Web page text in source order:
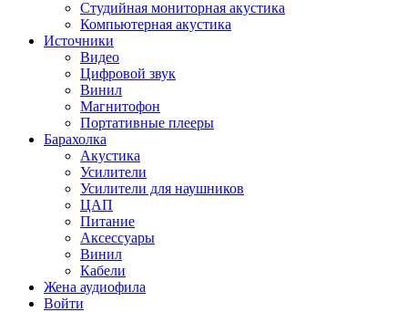
Студийная мониторная акустика
Компьютерная акустика
Источники
Видео
Цифровой звук
Винил
Магнитофон
Портативные плееры
Барахолка
Акустика
Усилители
Усилители для наушников
ЦАП
Питание
Аксессуары
Винил
Кабели
Жена аудиофила
Войти